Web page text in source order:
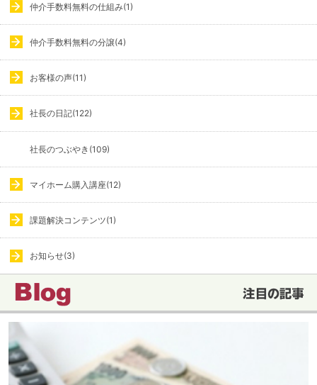
仲介手数料無料の仕組み(1)
仲介手数料無料の分譲(4)
お客様の声(11)
社長の日記(122)
社長のつぶやき(109)
マイホーム購入講座(12)
課題解決コンテンツ(1)
お知らせ(3)